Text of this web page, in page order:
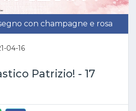
con champagne e rosa
04-16
Patrizio! - 17